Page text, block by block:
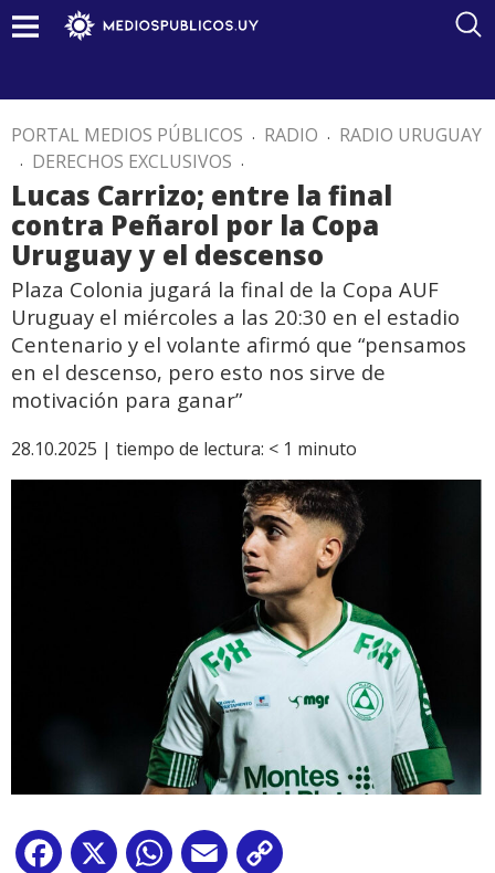
PORTAL MEDIOS PÚBLICOS . RADIO . RADIO URUGUAY
. DERECHOS EXCLUSIVOS .
Lucas Carrizo; entre la final
contra Peñarol por la Copa
Uruguay y el descenso
Plaza Colonia jugará la final de la Copa AUF
Uruguay el miércoles a las 20:30 en el estadio
Centenario y el volante afirmó que “pensamos
en el descenso, pero esto nos sirve de
motivación para ganar”
28.10.2025 | tiempo de lectura: < 1 minuto
Facebook
X WhatsApp
Email